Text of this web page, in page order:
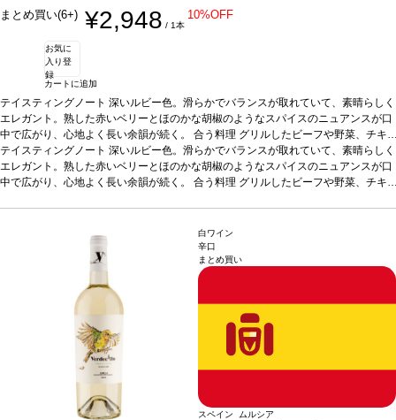
まとめ買い(6+) ¥2,948 / 1本
10%OFF
お気に
入り登
録
カートに追加
テイスティングノート 深いルビー色。滑らかでバランスが取れていて、素晴らしく
エレガント。熟した赤いベリーとほのかな胡椒のようなスパイスのニュアンスが口
中で広がり、心地よく長い余韻が続く。 合う料理 グリルしたビーフや野菜、チキ
ンの照り焼きなどと好相性葡萄品種アリカンテ・ブーシェ 100%*本ヴィンテージ
が在庫切れの場合、在庫があり価格が同様の場合は自動的に次のヴィンテージに変
更されます、ご了承ください。
テイスティングノート 深いルビー色。滑らかでバランスが取れていて、素晴らしく
エレガント。熟した赤いベリーとほのかな胡椒のようなスパイスのニュアンスが口
中で広がり、心地よく長い余韻が続く。 合う料理 グリルしたビーフや野菜、チキ
白ワイン
辛口
まとめ買い
スペイン ムルシア